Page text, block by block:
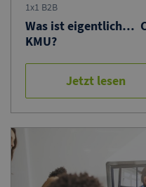
1x1 B2B
Was ist eigentlich…
KMU?
Jetzt lesen